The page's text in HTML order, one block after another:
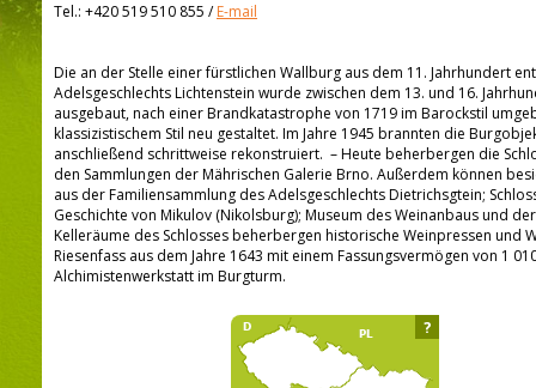
Tel.: +420 519 510 855 /E-mail
Die an der Stelle einer fürstlichen Wallburg aus dem 11. Jahrhundert
Adelsgeschlechts Lichtenstein wurde zwischen dem 13. und 16.
ausgebaut, nach einer Brandkatastrophe von 1719 im Barockstil
klassizistischem Stil neu gestaltet. Im Jahre 1945 brannten die
anschließend schrittweise rekonstruiert. – Heute beherbergen die
den Sammlungen der Mährischen Galerie Brno. Außerdem können
aus der Familiensammlung des Adelsgeschlechts Dietrichsgtein;
Geschichte von Mikulov (Nikolsburg); Museum des Weinanbaus und
Kelleräume des Schlosses beherbergen historische Weinpressen und
Riesenfass aus dem Jahre 1643 mit einem Fassungsvermögen von 1
Alchimistenwerkstatt im Burgturm.
?